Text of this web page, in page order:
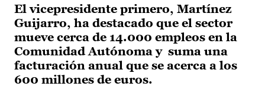
El vicepresidente primero, Martínez
Guijarro, ha destacado que el sector
mueve cerca de 14.000 empleos en la
Comunidad Autónoma y suma una
facturación anual que se acerca a los
600 millones de euros.